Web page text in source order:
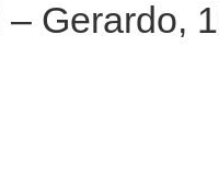
Gerardo,